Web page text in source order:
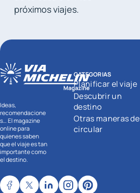
próximos viajes.
Ideas,
recomendacione
s… El magazine
online para
quienes saben
que el viaje es tan
importante como
el destino.
CATEGORIAS
Planificar el viaje
Descubrir un
destino
Otras maneras de
circular